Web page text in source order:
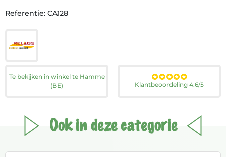
Referentie: CA128
Te bekijken in winkel te Hamme
(BE)
Klantbeoordeling 4.6/5
Ook in deze categorie